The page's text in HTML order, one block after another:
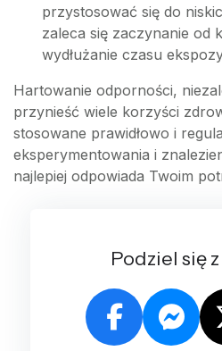
przystosować się do
zaleca się zaczynanie od
wydłużanie czasu
Hartowanie odporności,
przynieść wiele korzyści
stosowane prawidłowo i
eksperymentowania i
najlepiej odpowiada Twoim
Podziel się